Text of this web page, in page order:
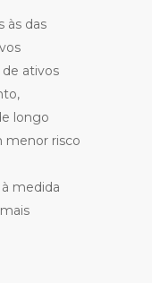
às das
de ativos
longo
menor risco
medida